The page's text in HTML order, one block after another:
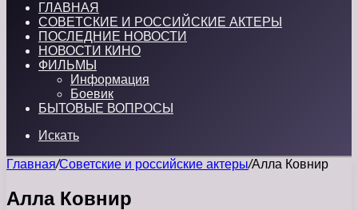
ГЛАВНАЯ
СОВЕТСКИЕ И РОССИЙСКИЕ АКТЕРЫ
ПОСЛЕДНИЕ НОВОСТИ
НОВОСТИ КИНО
ФИЛЬМЫ
Информация
Боевик
БЫТОВЫЕ ВОПРОСЫ
Искать
Главная/Советские и российские актеры/Алла Ковнир
Алла Ковнир